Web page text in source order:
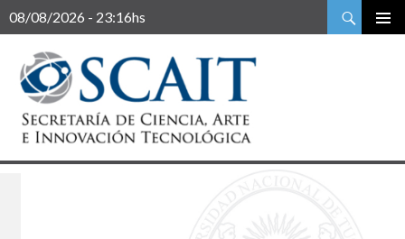
08/08/2026 - 23:16hs
Buscar